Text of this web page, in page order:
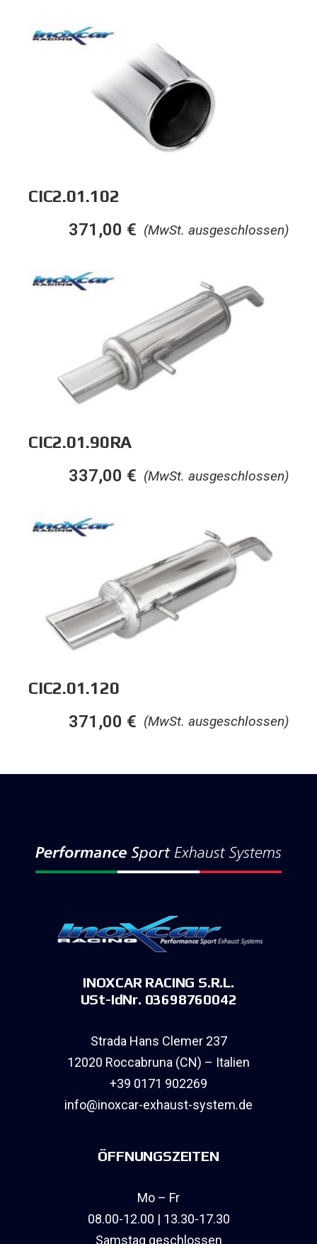
CIC2.01.102
(MwSt. ausgeschlossen)
371,00 €
CIC2.01.90RA
(MwSt. ausgeschlossen)
337,00 €
CIC2.01.120
(MwSt. ausgeschlossen)
371,00 €
INOXCAR RACING S.R.L.
USt-IdNr. 03698760042
Strada Hans Clemer 237
12020 Roccabruna (CN) – Italien
+39 0171 902269
info@inoxcar-exhaust-system.de
ÖFFNUNGSZEITEN
Mo – Fr
08.00-12.00 | 13.30-17.30
Samstag geschlossen